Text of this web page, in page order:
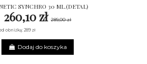
SYNCHRO 30 ML.(DETAL)
260,10 zł 289,00 zł
obniżką: 289 zł
Dodaj do koszyka